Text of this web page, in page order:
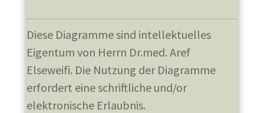
Diese Diagramme sind intellektuelles
Eigentum von Herrn Dr.med. Aref
Elseweifi. Die Nutzung der Diagramme
erfordert eine schriftliche und/or
elektronische Erlaubnis.